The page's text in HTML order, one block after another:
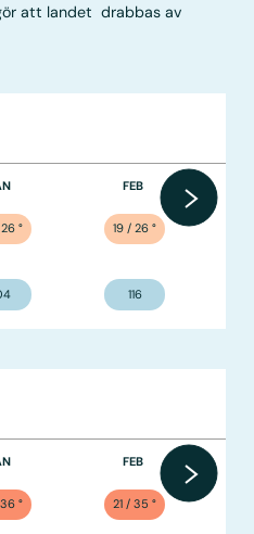
att landet drabbas av
°
FEB
19 / 26 °
116
°
FEB
21 / 35 °